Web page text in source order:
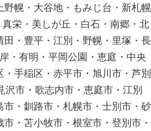
幌・大谷地・もみじ台・新札幌
栄・美しが丘・白石・南郷・北
・豊平・江別・野幌・里塚・長
・有明・平岡公園・恵庭・中央
手稲区・赤平市・旭川市・芦別
沢市・歌志内市・恵庭市・江別
・釧路市・札幌市・士別市・砂
・苫小牧市・根室市・登別市・